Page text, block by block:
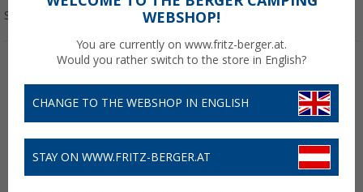
Sortieren:
Pioneer Kompakter
WEBSHOP!
You are currently on www.fritz-berger.at.
Would you rather switch to the store in English?
CHANGE TO THE WEBSHOP IN ENGLISH
STAY ON WWW.FRITZ-BERGER.AT